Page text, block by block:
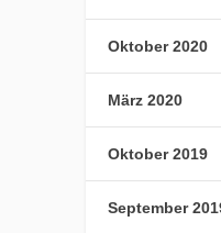
Oktober 2020
März 2020
Oktober 2019
September